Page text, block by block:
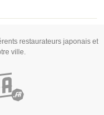
restaurateurs japonais et
ville.